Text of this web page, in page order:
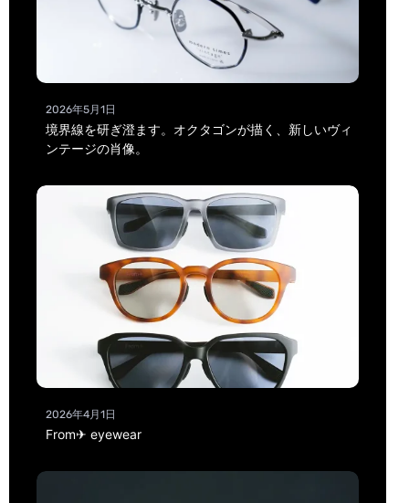
2026年5月1日
境界線を研ぎ澄ます。オクタゴンが描く、新しいヴィ
ンテージの肖像。
2026年4月1日
From✈ eyewear